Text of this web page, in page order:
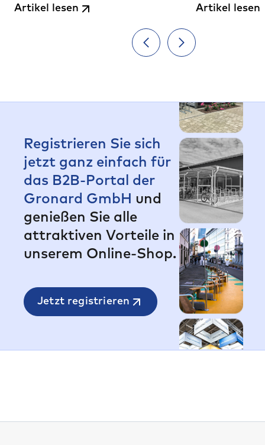
Millionen Euro für
Artikel lesen
unsere
Artikel lesen
Registrieren Sie sich
jetzt ganz einfach für
das B2B-Portal der
Gronard GmbH und
genießen Sie alle
attraktiven Vorteile in
unserem Online-Shop.
Jetzt registrieren